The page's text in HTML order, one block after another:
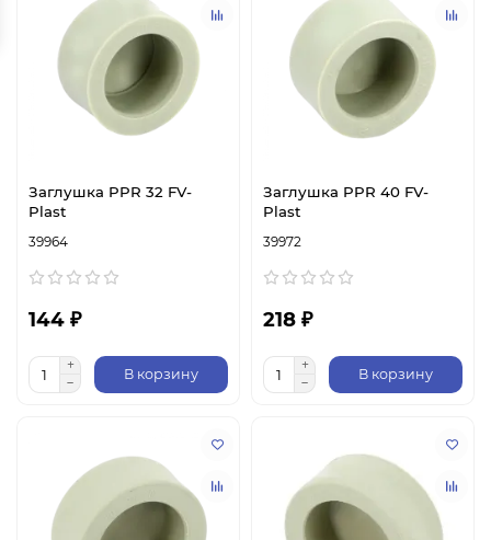
Заглушка PPR 32 FV-
Plast
39964
144 ₽
В корзину
Заглушка PPR 40 FV-
Plast
39972
218 ₽
В корзину